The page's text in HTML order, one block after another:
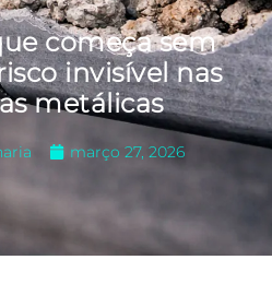
começa sem
invisível nas
metálicas
março 27, 2026